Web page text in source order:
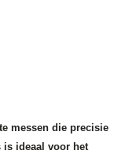
messen die precisie
is ideaal voor het